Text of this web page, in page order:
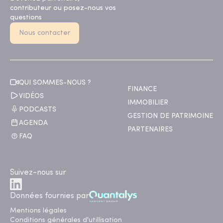
contributeur ou posez-nous vos
questions
Nous contacter
QUI SOMMES-NOUS ?
VIDÉOS
PODCASTS
AGENDA
FAQ
FINANCE
IMMOBILIER
GESTION DE PATRIMOINE
PARTENAIRES
Suivez-nous sur
Données fournies par
Mentions légales
Conditions générales d'utillisation